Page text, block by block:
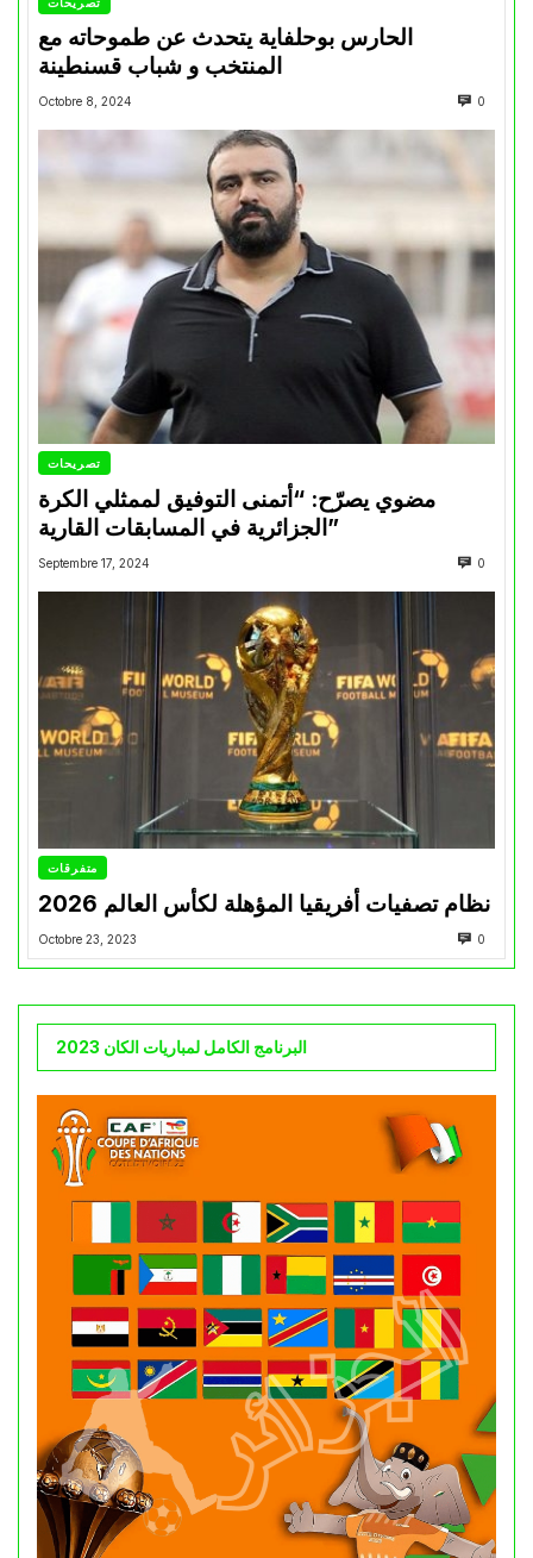
الحارس بوحلفاية يتحدث عن طموحاته مع
المنتخب و شباب قسنطينة
Octobre 8, 2024 0
تصريحات
مضوي يصرّح: “أتمنى التوفيق لممثلي الكرة
الجزائرية في المسابقات القارية”
Septembre 17, 2024 0
متفرقات
نظام تصفيات أفريقيا المؤهلة لكأس العالم 2026
Octobre 23, 2023 0
البرنامج الكامل لمباريات الكان 2023